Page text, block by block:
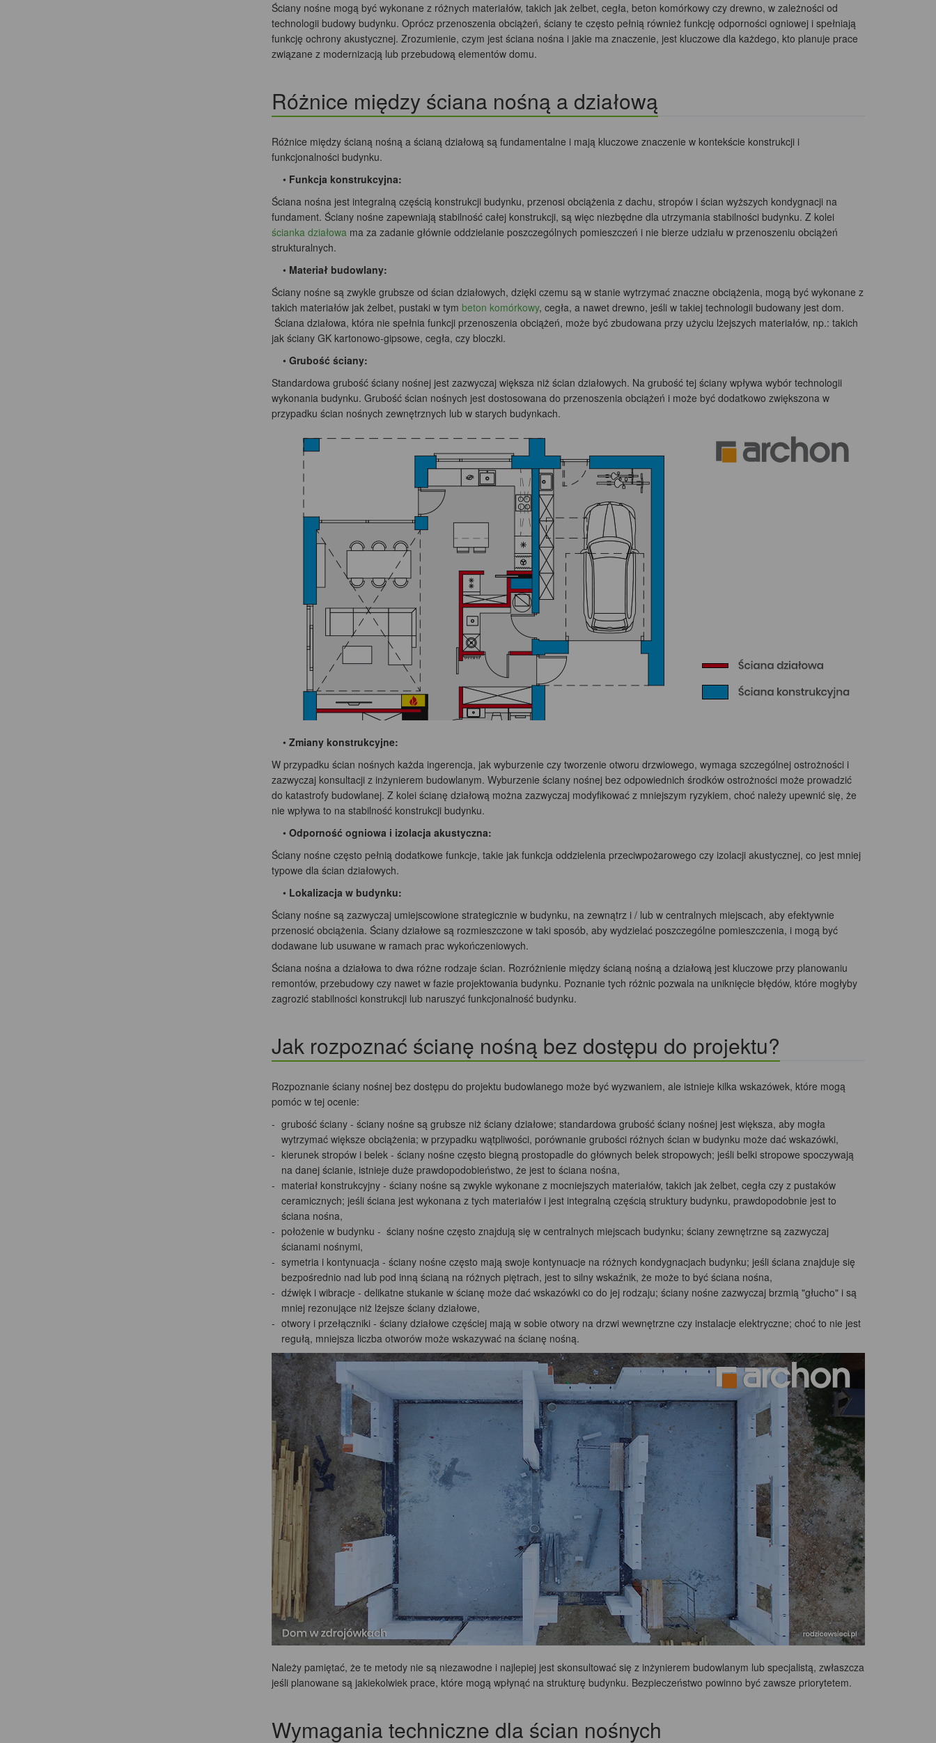
Ściany nośne mogą być wykonane z różnych materiałów, takich jak żelbet, cegła, beton komórkowy czy drewno, w zależności od
technologii budowy budynku. Oprócz przenoszenia obciążeń, ściany te często pełnią również funkcję odporności ogniowej i spełniają
funkcję ochrony akustycznej. Zrozumienie, czym jest ściana nośna i jakie ma znaczenie, jest kluczowe dla każdego, kto planuje prace
związane z modernizacją lub przebudową elementów domu.
Różnice między ściana nośną a działową
Różnice między ścianą nośną a ścianą działową są fundamentalne i mają kluczowe znaczenie w kontekście konstrukcji i
funkcjonalności budynku.
• Funkcja konstrukcyjna:
Ściana nośna jest integralną częścią konstrukcji budynku, przenosi obciążenia z dachu, stropów i ścian wyższych kondygnacji na
fundament. Ściany nośne zapewniają stabilność całej konstrukcji, są więc niezbędne dla utrzymania stabilności budynku. Z kolei
ścianka działowama za zadanie głównie oddzielanie poszczególnych pomieszczeń i nie bierze udziału w przenoszeniu obciążeń
strukturalnych.
• Materiał budowlany:
Ściany nośne są zwykle grubsze od ścian działowych, dzięki czemu są w stanie wytrzymać znaczne obciążenia, mogą być wykonane z
takich materiałów jak żelbet, pustaki w tym beton komórkowy, cegła, a nawet drewno, jeśli w takiej technologii budowany jest dom.
Ściana działowa, która nie spełnia funkcji przenoszenia obciążeń, może być zbudowana przy użyciu lżejszych materiałów, np.: takich
jak ściany GK kartonowo-gipsowe, cegła, czy bloczki.
• Grubość ściany:
Standardowa grubość ściany nośnej jest zazwyczaj większa niż ścian działowych. Na grubość tej ściany wpływa wybór technologii
wykonania budynku. Grubość ścian nośnych jest dostosowana do przenoszenia obciążeń i może być dodatkowo zwiększona w
przypadku ścian nośnych zewnętrznych lub w starych budynkach.
• Zmiany konstrukcyjne:
W przypadku ścian nośnych każda ingerencja, jak wyburzenie czy tworzenie otworu drzwiowego, wymaga szczególnej ostrożności i
zazwyczaj konsultacji z inżynierem budowlanym. Wyburzenie ściany nośnej bez odpowiednich środków ostrożności może prowadzić
do katastrofy budowlanej. Z kolei ścianę działową można zazwyczaj modyfikować z mniejszym ryzykiem, choć należy upewnić się, że
nie wpływa to na stabilność konstrukcji budynku.
• Odporność ogniowa i izolacja akustyczna:
Ściany nośne często pełnią dodatkowe funkcje, takie jak funkcja oddzielenia przeciwpożarowego czy izolacji akustycznej, co jest mniej
typowe dla ścian działowych.
• Lokalizacja w budynku:
Ściany nośne są zazwyczaj umiejscowione strategicznie w budynku, na zewnątrz i / lub w centralnych miejscach, aby efektywnie
przenosić obciążenia. Ściany działowe są rozmieszczone w taki sposób, aby wydzielać poszczególne pomieszczenia, i mogą być
dodawane lub usuwane w ramach prac wykończeniowych.
Ściana nośna a działowa to dwa różne rodzaje ścian. Rozróżnienie między ścianą nośną a działową jest kluczowe przy planowaniu
remontów, przebudowy czy nawet w fazie projektowania budynku. Poznanie tych różnic pozwala na uniknięcie błędów, które mogłyby
zagrozić stabilności konstrukcji lub naruszyć funkcjonalność budynku.
Jak rozpoznać ścianę nośną bez dostępu do projektu?
Rozpoznanie ściany nośnej bez dostępu do projektu budowlanego może być wyzwaniem, ale istnieje kilka wskazówek, które mogą
pomóc w tej ocenie:
grubość ściany - ściany nośne są grubsze niż ściany działowe; standardowa grubość ściany nośnej jest większa, aby mogła
wytrzymać większe obciążenia; w przypadku wątpliwości, porównanie grubości różnych ścian w budynku może dać wskazówki,
kierunek stropów i belek - ściany nośne często biegną prostopadle do głównych belek stropowych; jeśli belki stropowe spoczywają
na danej ścianie, istnieje duże prawdopodobieństwo, że jest to ściana nośna,
materiał konstrukcyjny - ściany nośne są zwykle wykonane z mocniejszych materiałów, takich jak żelbet, cegła czy z pustaków
ceramicznych; jeśli ściana jest wykonana z tych materiałów i jest integralną częścią struktury budynku, prawdopodobnie jest to
ściana nośna,
położenie w budynku - ściany nośne często znajdują się w centralnych miejscach budynku; ściany zewnętrzne są zazwyczaj
ścianami nośnymi,
symetria i kontynuacja - ściany nośne często mają swoje kontynuacje na różnych kondygnacjach budynku; jeśli ściana znajduje się
bezpośrednio nad lub pod inną ścianą na różnych piętrach, jest to silny wskaźnik, że może to być ściana nośna,
dźwięk i wibracje - delikatne stukanie w ścianę może dać wskazówki co do jej rodzaju; ściany nośne zazwyczaj brzmią "głucho" i są
mniej rezonujące niż lżejsze ściany działowe,
otwory i przełączniki - ściany działowe częściej mają w sobie otwory na drzwi wewnętrzne czy instalacje elektryczne; choć to nie jest
regułą, mniejsza liczba otworów może wskazywać na ścianę nośną.
Należy pamiętać, że te metody nie są niezawodne i najlepiej jest skonsultować się z inżynierem budowlanym lub specjalistą, zwłaszcza
jeśli planowane są jakiekolwiek prace, które mogą wpłynąć na strukturę budynku. Bezpieczeństwo powinno być zawsze priorytetem.
Wymagania techniczne dla ścian nośnych